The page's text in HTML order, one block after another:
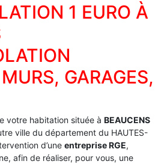
1 EURO À
GARAGES,
votre habitation située à BEAUCENS
ville du département du HAUTES-
d’une entreprise RGE,
afin de réaliser, pour vous, une